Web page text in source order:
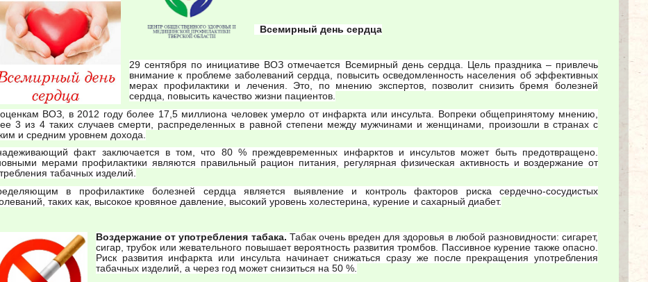
Всемирный день сердца
29 сентября по инициативе ВОЗ отмечается Всемирный день сердца. Цель праздника – привлечь
внимание к проблеме заболеваний сердца, повысить осведомленность населения об эффективных
мерах профилактики и лечения. Это, по мнению экспертов, позволит снизить бремя болезней
сердца, повысить качество жизни пациентов.
ВОЗ, в 2012 году более 17,5 миллиона человек умерло от инфаркта или инсульта. Вопреки общепринятому мнению,
3 из 4 таких случаев смерти, распределенных в равной степени между мужчинами и женщинами, произошли в странах с
и средним уровнем дохода.
факт заключается в том, что 80 % преждевременных инфарктов и инсультов может быть предотвращено.
мерами профилактики являются правильный рацион питания, регулярная физическая активность и воздержание от
табачных изделий.
в профилактике болезней сердца является выявление и контроль факторов риска сердечно-сосудистых
таких как, высокое кровяное давление, высокий уровень холестерина, курение и сахарный диабет.
Воздержание от употребления табака. Табак очень вреден для здоровья в любой разновидности: сигарет,
сигар, трубок или жевательного повышает вероятность развития тромбов. Пассивное курение также опасно.
Риск развития инфаркта или инсульта начинает снижаться сразу же после прекращения употребления
табачных изделий, а через год может снизиться на 50 %.